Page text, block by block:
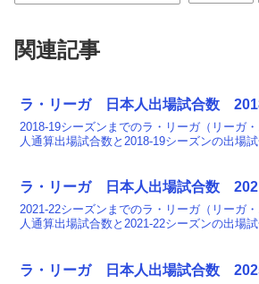
関連記事
ラ・リーガ 日本人出場試合数
2018-19シーズンまでのラ・リーガ（リーガ
人通算出場試合数と2018-19シーズンの出場試
ラ・リーガ 日本人出場試合数
2021-22シーズンまでのラ・リーガ（リーガ
人通算出場試合数と2021-22シーズンの出場試
ラ・リーガ 日本人出場試合数